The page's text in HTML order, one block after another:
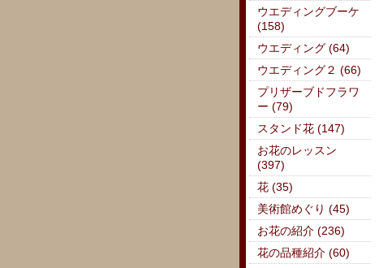
ウエディングブーケ
(158)
ウエディング (64)
ウエディング２ (66)
プリザーブドフラワ
ー (79)
スタンド花 (147)
お花のレッスン
(397)
花 (35)
美術館めぐり (45)
お花の紹介 (236)
花の品種紹介 (60)